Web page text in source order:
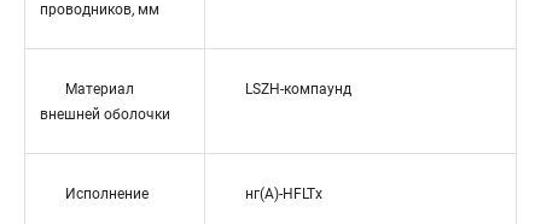
проводников, мм
Материал
внешней оболочки
LSZH-компаунд
Исполнение нг(A)-HFLTx